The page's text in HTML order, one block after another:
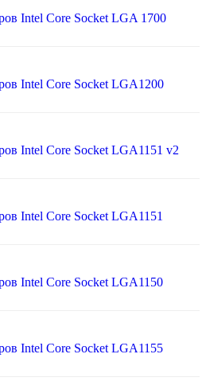
Intel Core Socket LGA 1700
Intel Core Socket LGA1200
Intel Core Socket LGA1151 v2
Intel Core Socket LGA1151
Intel Core Socket LGA1150
Intel Core Socket LGA1155